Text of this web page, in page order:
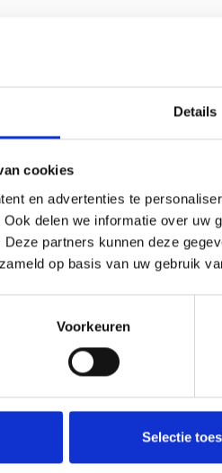
Details
cookies
en advertenties te
delen we informatie over uw
partners kunnen deze
op basis van uw gebruik
Voorkeuren
Selectie
wedstrijden gespeeld op het Blauw
tegen het B-team U15 van dezelfde
de eerste helft prima weerstand tegen
team van Dennis Besems zien dat ze
Finse combinatieteam uit naar
de C1-spelers zien dat ze zeker niet